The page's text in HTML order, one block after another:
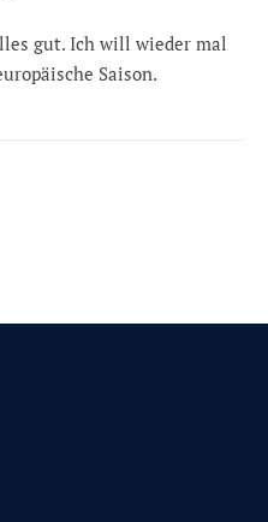
gut. Ich will wieder mal
Saison.